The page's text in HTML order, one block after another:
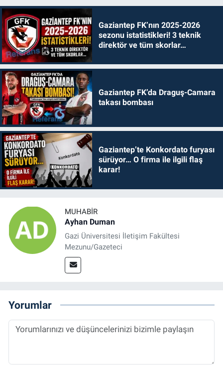
Gaziantep FK’nın 2025-2026
sezonu istatistikleri! 3 teknik
direktör ve tüm skorlar…
Gaziantep FK’da Draguş-Camara
takası bombası
Gaziantep’te Konkordato furyası
sürüyor… O firma ile ilgili flaş
karar!
MUHABIR
Ayhan Duman
Gazi Üniversitesi İletişim Fakültesi
Mezunu/Gazeteci
Yorumlar